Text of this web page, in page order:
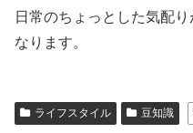
日常のちょっとした気配
なります。
ライフスタイル 豆知識